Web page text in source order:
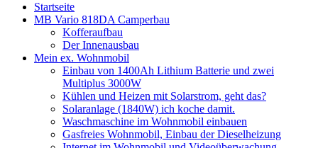
Startseite
MB Vario 818DA Camperbau
Kofferaufbau
Der Innenausbau
Mein ex. Wohnmobil
Einbau von 1400Ah Lithium Batterie und zwei
Multiplus 3000W
Kühlen und Heizen mit Solarstrom, geht das?
Solaranlage (1840W) ich koche damit.
Waschmaschine im Wohnmobil einbauen
Gasfreies Wohnmobil, Einbau der Dieselheizung